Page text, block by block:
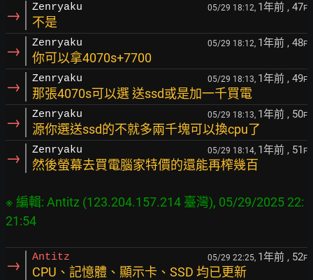
→ Zenryaku 05/29 18:12, 1年前 , 47F
不是
→ Zenryaku 05/29 18:12, 1年前 , 48F
你可以拿4070s+7700
→ Zenryaku 05/29 18:13, 1年前 , 49F
那張4070s可以選 送ssd或是加一千買電
→ Zenryaku 05/29 18:13, 1年前 , 50F
源你選送ssd的不就多兩千塊可以換cpu了
→ Zenryaku 05/29 18:14, 1年前 , 51 F
然後螢幕去買電腦家特價的還能再榨幾百
※ 編輯: Antitz (123.204.157.214 臺灣), 05/29/2025 22:
21:54
→ Antitz 05/29 22:25, 1年前 , 52F
CPU、記憶體、顯示卡、SSD 均已更新